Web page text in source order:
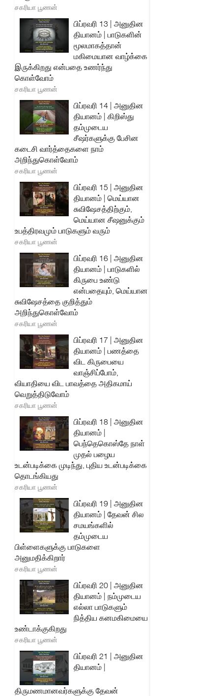
சகரியா பூணன்
பிப்ரவரி 13 | அனுதின
தியானம் | பாடுகளின்
மூலமாகத்தான்
மகிமையான வாழ்க்கை
இருக்கிறது என்பதை உணர்ந்து
கொள்வோம்
சகரியா பூணன்
பிப்ரவரி 14 | அனுதின
தியானம் | கிறிஸ்து
தம்முடைய
சீஷர்களுக்கு பேசின
கடைசி வார்த்தைகளை நாம்
அறிந்துகொள்வோம்
சகரியா பூணன்
பிப்ரவரி 15 | அனுதின
தியானம் | மெய்யான
சுவிஷேசத்திற்கும்,
மெய்யான சீஷனுக்கும்
உபத்திரவமும் பாடுகளும் வரும்
சகரியா பூணன்
பிப்ரவரி 16 | அனுதின
தியானம் | பாடுகளில்
கிருபை உண்டு
என்பதையும், மெய்யான
சுவிஷேசத்தை குறித்தும்
அறிந்துகொள்வோம்
சகரியா பூணன்
பிப்ரவரி 17 | அனுதின
தியானம் | பணத்தை
விட கிருபையை
வாஞ்சிப்போம்,
வியாதியை விட பாவத்தை அதிகமாய்
வெறுத்திடுவோம்
சகரியா பூணன்
பிப்ரவரி 18 | அனுதின
தியானம் |
பெந்தெகொஸ்தே நாள்
முதல் பழைய
உடன்படிக்கை முடிந்து, புதிய உடன்படிக்கை
தொடங்கியது
சகரியா பூணன்
பிப்ரவரி 19 | அனுதின
தியானம் | தேவன் சில
சமயங்களில்
தம்முடைய
பிள்ளைகளுக்கு பாடுகளை
அனுமதிக்கிறார்
சகரியா பூணன்
பிப்ரவரி 20 | அனுதின
தியானம் | நம்முடைய
எல்லா பாடுகளும்
நித்திய கனமகிமையை
உண்டாக்குகிறது
சகரியா பூணன்
பிப்ரவரி 21 | அனுதின
தியானம் |
திருமணமானவர்களுக்கு தேவன்